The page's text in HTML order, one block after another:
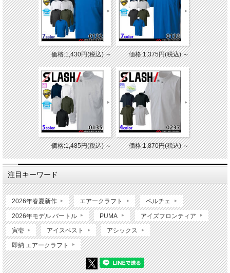
価格:1,430円(税込)～ 価格:1,375円(税込)～
価格:1,485円(税込)～ 価格:1,870円(税込)～
注目キーワード
2026年春夏新作 エアークラフト ペルチェ
2026年モデル バートル PUMA アイズフロンティア
寅壱 アイスベスト アシックス
即納 エアークラフト